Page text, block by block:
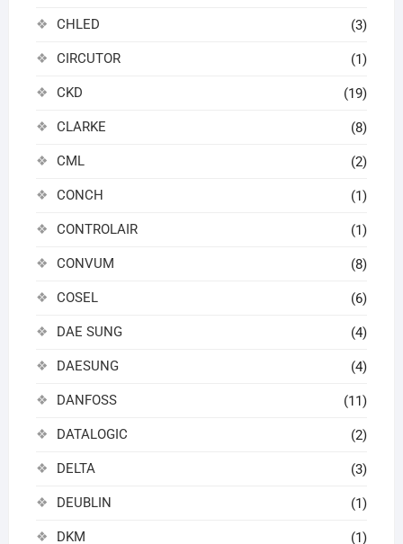
CHLED (3)
CIRCUTOR (1)
CKD (19)
CLARKE (8)
CML (2)
CONCH (1)
CONTROLAIR (1)
CONVUM (8)
COSEL (6)
DAE SUNG (4)
DAESUNG (4)
DANFOSS (11)
DATALOGIC (2)
DELTA (3)
DEUBLIN (1)
DKM (1)